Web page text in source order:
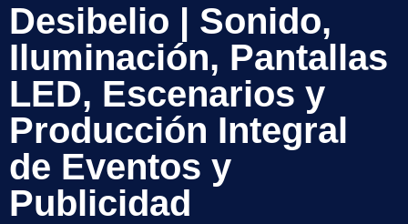
Desibelio | Sonido,
Iluminación, Pantallas
LED, Escenarios y
Producción Integral
de Eventos y
Publicidad